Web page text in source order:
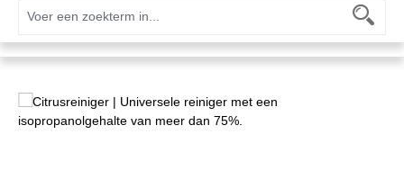
Afbeeldingengalerij overslaan